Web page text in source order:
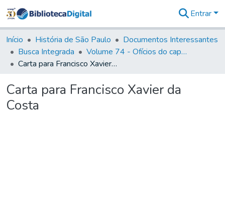
&
Coleções
Tudo na
Biblioteca
Estatísticas
Entrar
Início História de São Paulo
Documentos Interessantes
Busca Integrada
Volume 74 - Ofícios do capitão General Martim Lopes Lobo de Saldanha às Câmaras e Comandantes da Capitania (1775)
Carta para Francisco Xavier da Costa
Carta para Francisco Xavier da
Costa